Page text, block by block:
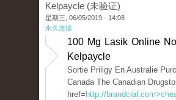
Kelpaycle (未验证)
星期三, 06/05/2019 - 14:08
永久连接
100 Mg Lasik Online
Kelpaycle
Sortie Priligy En Australie
Canada The Canadian
href= http://